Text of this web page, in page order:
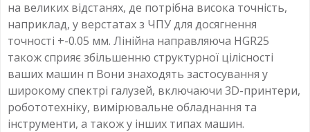
на великих відстанях, де потрібна висока точність,
наприклад, у верстатах з ЧПУ для досягнення
точності +-0.05 мм. Лінійна направляюча HGR25
також сприяє збільшенню структурної цілісності
ваших машин п Вони знаходять застосування у
широкому спектрі галузей, включаючи 3D-принтери,
робототехніку, вимірювальне обладнання та
інструменти, а також у інших типах машин.